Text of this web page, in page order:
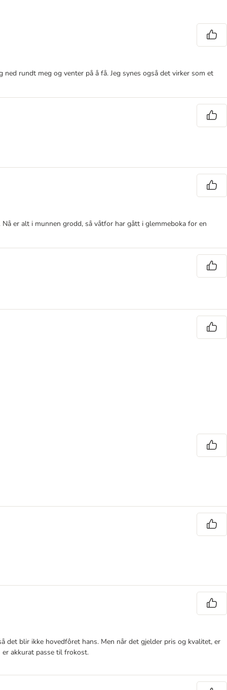
rundt meg og venter på å få. Jeg synes også det virker som et
er alt i munnen grodd, så våtfor har gått i glemmeboka for en
det blir ikke hovedfôret hans. Men når det gjelder pris og kvalitet, er
akkurat passe til frokost.